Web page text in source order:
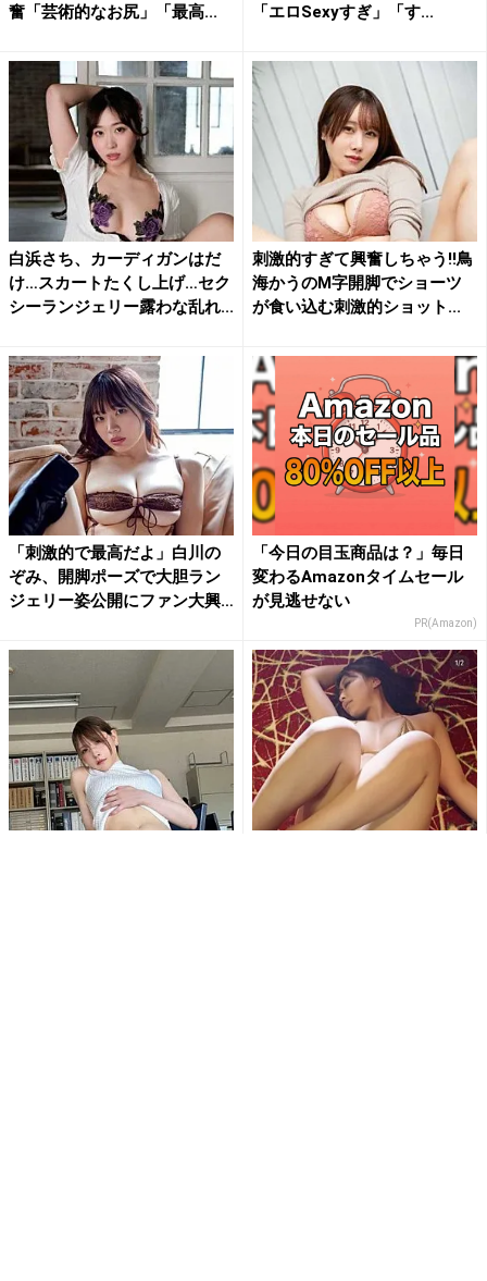
奮「芸術的なお尻」「最高...
「エロSexyすぎ」「す...
白浜さち、カーディガンはだ
け…スカートたくし上げ…セク
シーランジェリー露わな乱れ...
刺激的すぎて興奮しちゃう!!鳥
海かうのM字開脚でショーツ
が食い込む刺激的ショット...
「刺激的で最高だよ」白川の
ぞみ、開脚ポーズで大胆ラン
ジェリー姿公開にファン大興
「今日の目玉商品は？」毎日
変わるAmazonタイムセール
が見逃せない
PR(Amazon)